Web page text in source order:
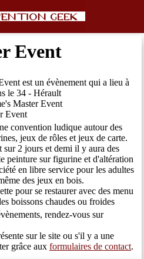
Event
est un évènement qui a lieu à
le 34 - Hérault
Master Event
Event
convention ludique autour des
jeux de rôles et jeux de carte.
sur 2 jours et demi il y aura des
peinture sur figurine et d'altération
en libre service pour les adultes
des jeux en bois.
pour se restaurer avec des menu
boissons chaudes ou froides
rendez-vous sur
sur le site ou s'il y a une
grâce auxformulaires de contact.